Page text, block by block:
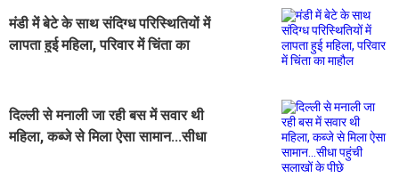
मंडी में बेटे के साथ संदिग्ध परिस्थितियों में
लापता हुई महिला, परिवार में चिंता का
दिल्ली से मनाली जा रही बस में सवार थी
महिला, कब्जे से मिला ऐसा सामान...सीधा